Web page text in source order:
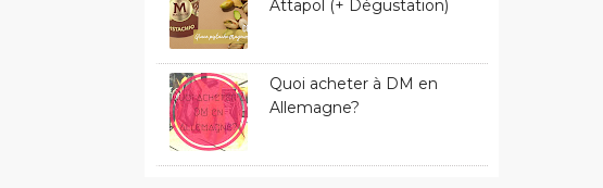
Attapol (+ Dégustation)
Quoi acheter à DM en
Allemagne?